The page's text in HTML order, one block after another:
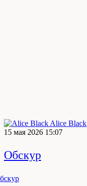
Alice Black
15 мая 2026 15:07
Обскур